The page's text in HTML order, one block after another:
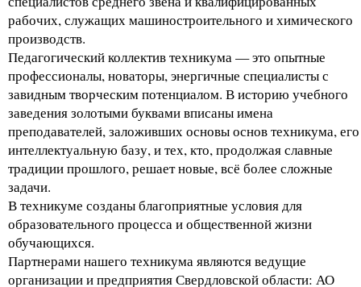
рабочих, служащих машиностроительного и химического
производств.
Педагогический коллектив техникума — это опытные
профессионалы, новаторы, энергичные специалисты с
завидным творческим потенциалом. В историю учебного
заведения золотыми буквами вписаны имена
преподавателей, заложивших основы основ техникума, его
интеллектуальную базу, и тех, кто, продолжая славные
традиции прошлого, решает новые, всё более сложные
задачи.
В техникуме созданы благоприятные условия для
образовательного процесса и общественной жизни
обучающихся.
Партнерами нашего техникума являются ведущие
организации и предприятия Свердловской области: АО